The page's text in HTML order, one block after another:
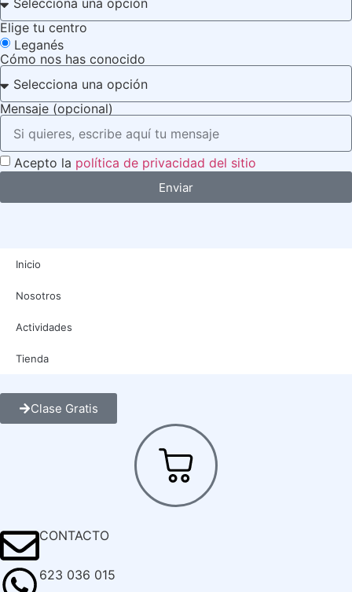
Elige tu centro
Leganés
Cómo nos has conocido
Mensaje (opcional)
Acepto la política de privacidad del sitio
Enviar
Inicio
Nosotros
Actividades
Tienda
Clase Gratis
CONTACTO
623 036 015